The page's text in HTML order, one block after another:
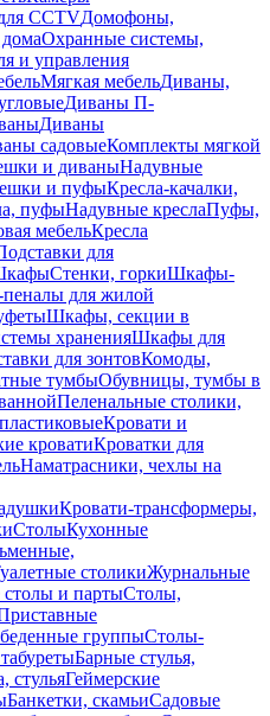
CCTVДомофоны,
Охранные системы,
и управления
Мягкая мебельДиваны,
Диваны П-
Диваны
садовыеКомплекты мягкой
и диваныНадувные
и пуфыКресла-качалки,
пуфыНадувные креслаПуфы,
мебельКресла
для
Стенки, горкиШкафы-
для жилой
Шкафы, секции в
храненияШкафы для
для зонтовКомоды,
тумбыОбувницы, тумбы в
Пеленальные столики,
Кровати и
кроватиКроватки для
Наматрасники, чехлы на
Кровати-трансформеры,
СтолыКухонные
столикиЖурнальные
столы и партыСтолы,
группыСтолы-
Барные стулья,
стульяГеймерские
Банкетки, скамьиСадовые